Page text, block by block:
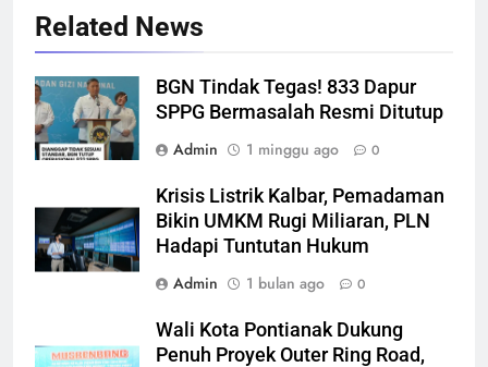
Related News
BGN Tindak Tegas! 833 Dapur
SPPG Bermasalah Resmi Ditutup
Admin
1 minggu ago 0
Krisis Listrik Kalbar, Pemadaman
Bikin UMKM Rugi Miliaran, PLN
Hadapi Tuntutan Hukum
Admin
1 bulan ago 0
Wali Kota Pontianak Dukung
Penuh Proyek Outer Ring Road,